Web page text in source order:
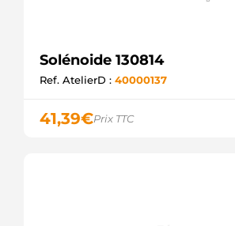
Solénoide 130814
Ref. AtelierD : 40000137
41,39€Prix TTC